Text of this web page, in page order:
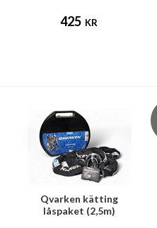
425 KR
Qvarken kätting
låspaket (2,5m)